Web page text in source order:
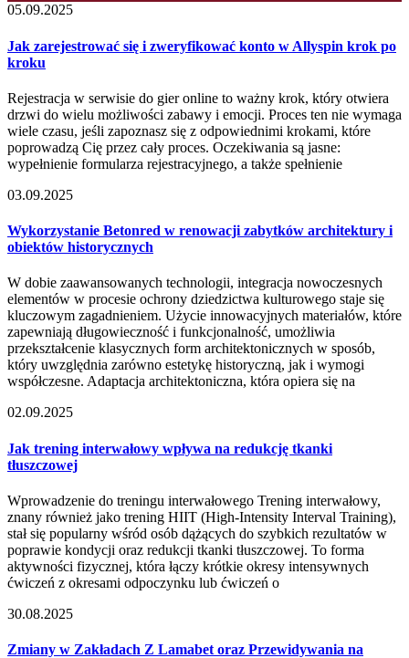
05.09.2025
Jak zarejestrować się i zweryfikować konto w Allyspin krok po
kroku
Rejestracja w serwisie do gier online to ważny krok, który otwiera
drzwi do wielu możliwości zabawy i emocji. Proces ten nie wymaga
wiele czasu, jeśli zapoznasz się z odpowiednimi krokami, które
poprowadzą Cię przez cały proces. Oczekiwania są jasne:
wypełnienie formularza rejestracyjnego, a także spełnienie
03.09.2025
Wykorzystanie Betonred w renowacji zabytków architektury i
obiektów historycznych
W dobie zaawansowanych technologii, integracja nowoczesnych
elementów w procesie ochrony dziedzictwa kulturowego staje się
kluczowym zagadnieniem. Użycie innowacyjnych materiałów, które
zapewniają długowieczność i funkcjonalność, umożliwia
przekształcenie klasycznych form architektonicznych w sposób,
który uwzględnia zarówno estetykę historyczną, jak i wymogi
współczesne. Adaptacja architektoniczna, która opiera się na
02.09.2025
Jak trening interwałowy wpływa na redukcję tkanki
tłuszczowej
Wprowadzenie do treningu interwałowego Trening interwałowy,
znany również jako trening HIIT (High-Intensity Interval Training),
stał się popularny wśród osób dążących do szybkich rezultatów w
poprawie kondycji oraz redukcji tkanki tłuszczowej. To forma
aktywności fizycznej, która łączy krótkie okresy intensywnych
ćwiczeń z okresami odpoczynku lub ćwiczeń o
30.08.2025
Zmiany w Zakładach Z Lamabet oraz Przewidywania na